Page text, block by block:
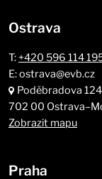
Ostrava
T: +420 596 114
E: ostrava@evb.cz
Poděbradova
702 00
Zobrazit mapu
Praha